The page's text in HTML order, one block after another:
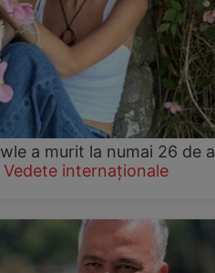
a murit la numai 26 de
Vedete internaționale